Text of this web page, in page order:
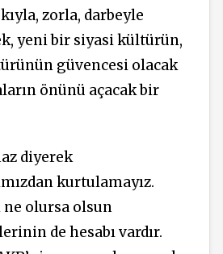
zorla, darbeyle
yeni bir siyasi kültürün,
güvencesi olacak
önünü açacak bir
diyerek
kurtulamayız.
ne olursa olsun
de hesabı vardır.